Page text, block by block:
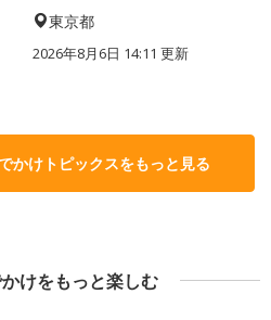
東京都
2026年8月6日 14:11 更新
かけトピックスをもっと見る
けをもっと楽しむ